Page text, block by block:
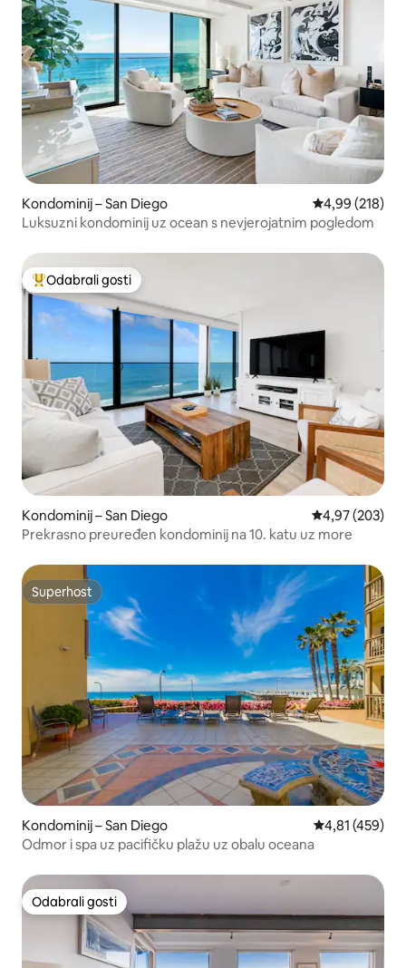
Kondominij – San Diego Prosječna
4,99 (218)
Luksuzni kondominij uz ocean s nevjerojatnim pogledom
Među najviše rangiranima s oznakom „Odabrali gosti”
Odabrali gosti
Kondominij – San Diego Prosječna
4,97 (203)
Prekrasno preuređen kondominij na 10. katu uz more
Superhost
Superhost
Kondominij – San Diego Prosječna
4,81 (459)
Odmor i spa uz pacifičku plažu uz obalu oceana
Odabrali gosti
Odabrali gosti